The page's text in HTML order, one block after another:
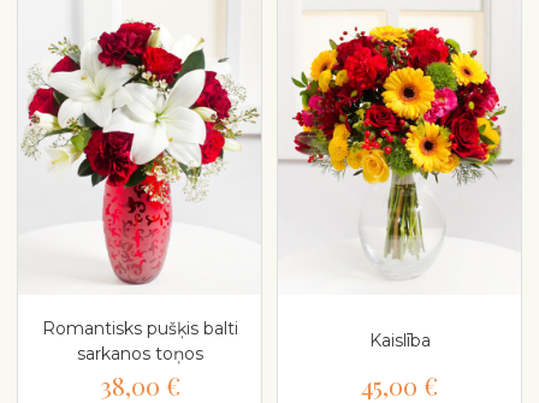
Romantisks pušķis balti
sarkanos toņos
38,00 €
Kaislība
45,00 €